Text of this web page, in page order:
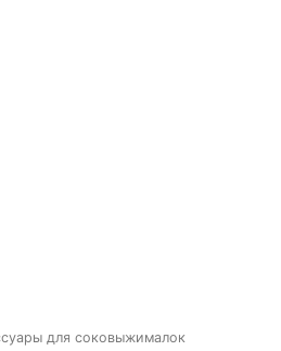
для соковыжималок